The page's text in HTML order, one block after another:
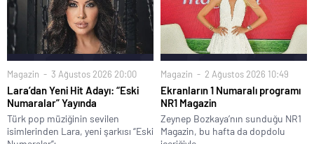
Magazin 3 Ağustos 2026 20:00
Lara’dan Yeni Hit Adayı: “Eski
Numaralar” Yayında
Türk pop müziğinin sevilen
isimlerinden Lara, yeni şarkısı “Eski
Magazin 2 Ağustos 2026 10:49
Ekranların 1 Numaralı programı
NR1 Magazin
Zeynep Bozkaya’nın sunduğu NR1
Magazin, bu hafta da dopdolu